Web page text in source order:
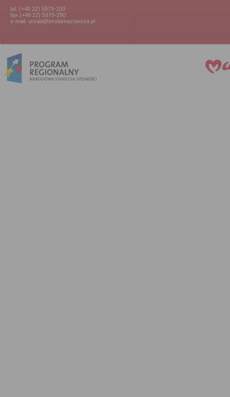
tel. (+48 22) 5979-100
fax (+48 22) 5979-290
e-mail: urzad@wrotamazowsza.pl